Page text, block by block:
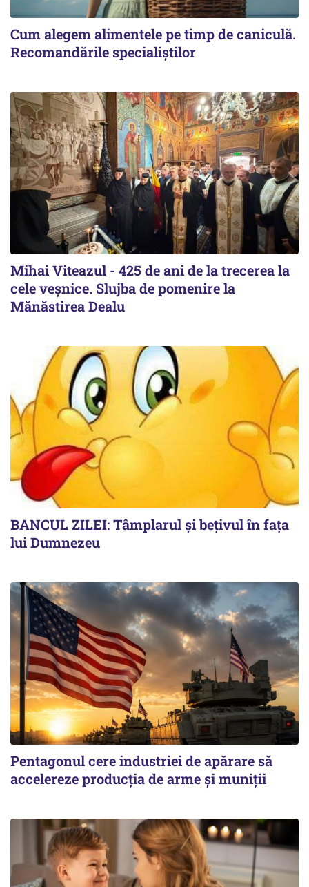
Cum alegem alimentele pe timp de caniculă.
Recomandările specialiștilor
Mihai Viteazul - 425 de ani de la trecerea la
cele veșnice. Slujba de pomenire la
Mănăstirea Dealu
BANCUL ZILEI: Tâmplarul și bețivul în fața
lui Dumnezeu
Pentagonul cere industriei de apărare să
accelereze producția de arme și muniții